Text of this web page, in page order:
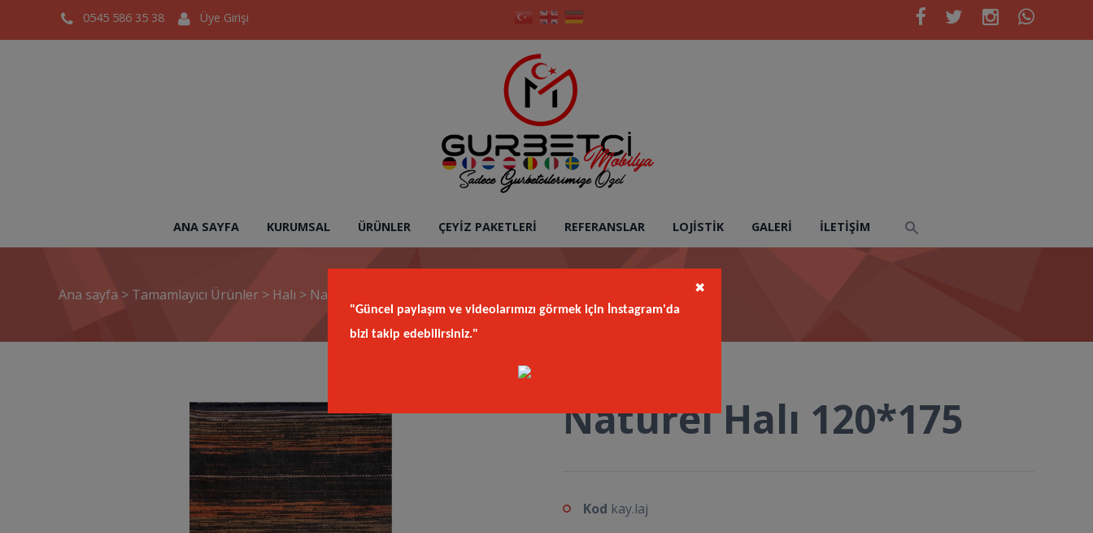
0545 586 35 38 Üye Girişi
ANA SAYFA KURUMSAL ÜRÜNLER ÇEYIZ PAKETLERI REFERANSLAR LOJISTIK GALERI İLETIŞIM
Ana sayfa > Tamamlayıcı Ürünler > Halı > Naturel Halı 120*175
Naturel Halı 120*175
Kod kay.laj
"Güncel paylaşım ve videolarımızı görmek için İnstagram'da
bizi takip edebilirsiniz."
✖